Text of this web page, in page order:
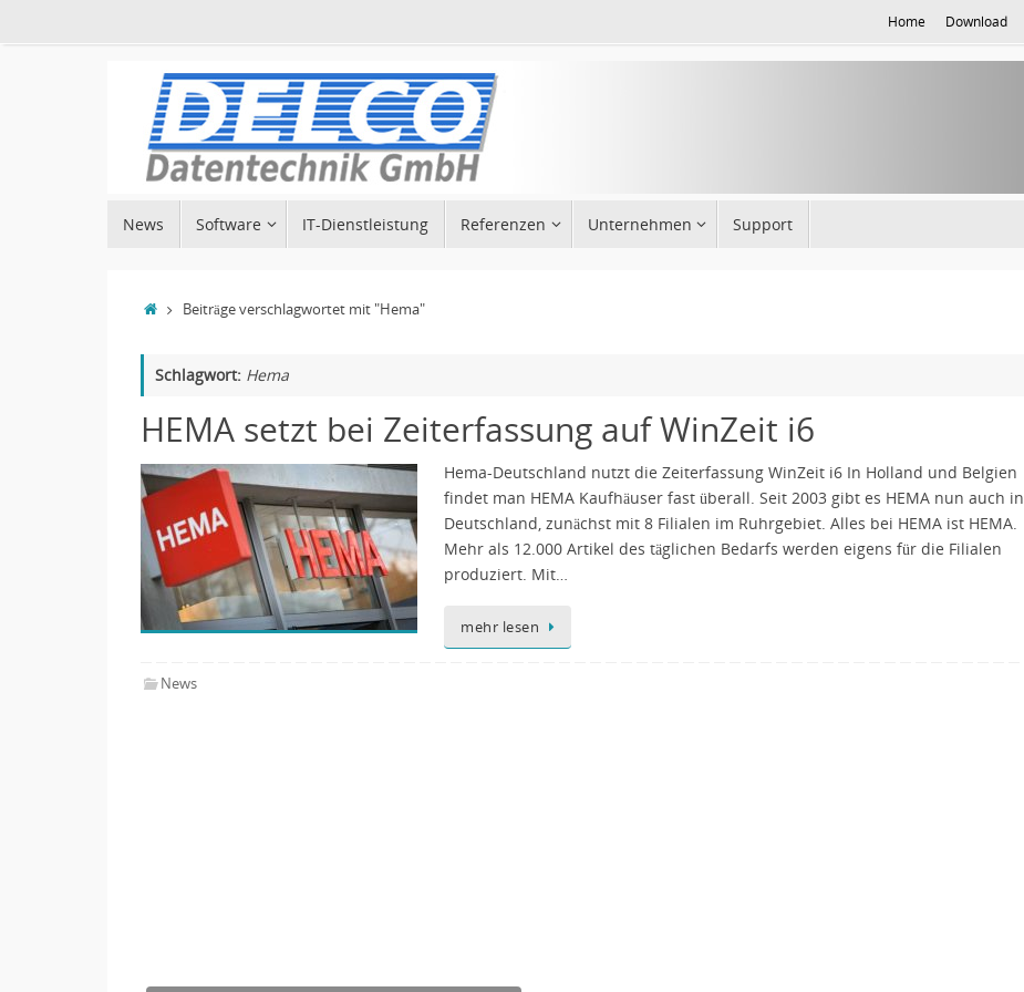
Home Download
Inhalt
News Software IT-Dienstleistung Referenzen Unternehmen Support
StartBeiträge verschlagwortet mit "Hema"
Schlagwort: Hema
HEMA setzt bei Zeiterfassung auf WinZeit i6
Hema-Deutschland nutzt die Zeiterfassung WinZeit i6 In Holland und Belgien
findet man HEMA Kaufhäuser fast überall. Seit 2003 gibt es HEMA nun auch in
Deutschland, zunächst mit 8 Filialen im Ruhrgebiet. Alles bei HEMA ist HEMA.
Mehr als 12.000 Artikel des täglichen Bedarfs werden eigens für die Filialen
produziert. Mit…
mehr lesen
News